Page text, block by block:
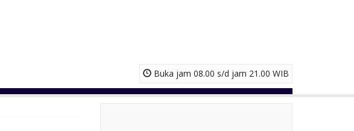
Buka jam 08.00 s/d jam 21.00 WIB